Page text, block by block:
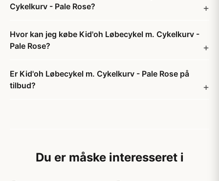
Cykelkurv - Pale Rose?
Hvor kan jeg købe Kid'oh Løbecykel m. Cykelkurv -
Pale Rose?
Er Kid'oh Løbecykel m. Cykelkurv - Pale Rose på
tilbud?
Du er måske interesseret i